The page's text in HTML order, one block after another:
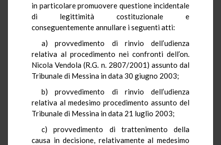
in particolare promuovere questione incidentale
di legittimità costituzionale e
conseguentemente annullare i seguenti atti:
a) provvedimento di rinvio dell’udienza
relativa al procedimento nei confronti dell’on.
Nicola Vendola (R.G. n. 2807/2001) assunto dal
Tribunale di Messina in data 30 giugno 2003;
b) provvedimento di rinvio dell’udienza
relativa al medesimo procedimento assunto del
Tribunale di Messina in data 21 luglio 2003;
c) provvedimento di trattenimento della
causa in decisione, relativamente al medesimo